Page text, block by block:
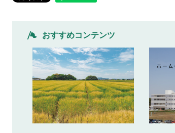
おすすめコンテンツ